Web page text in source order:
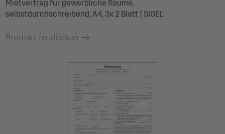
Mietvertrag für gewerbliche Räume,
selbstdurchschreibend, A4, 3x 2 Blatt | SIGEL
Produkt entdecken